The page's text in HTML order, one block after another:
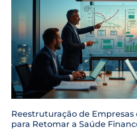
Reestruturação de Empresas
para Retomar a Saúde